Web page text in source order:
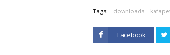
Tags: downloads
Facebook